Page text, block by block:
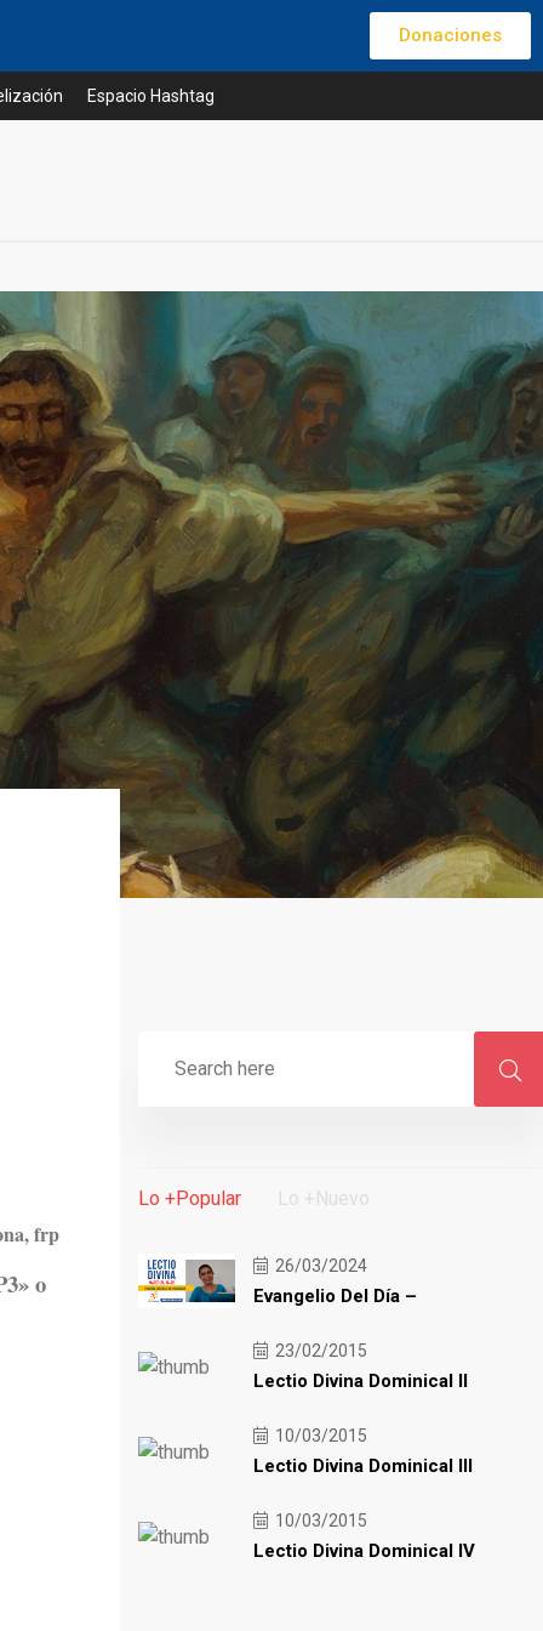
Donaciones
Espacio Hashtag
frp
o
Lo +Popular Lo +Nuevo
26/03/2024
Evangelio Del Día –
23/02/2015
Lectio Divina Dominical II
10/03/2015
Lectio Divina Dominical III
10/03/2015
Lectio Divina Dominical IV